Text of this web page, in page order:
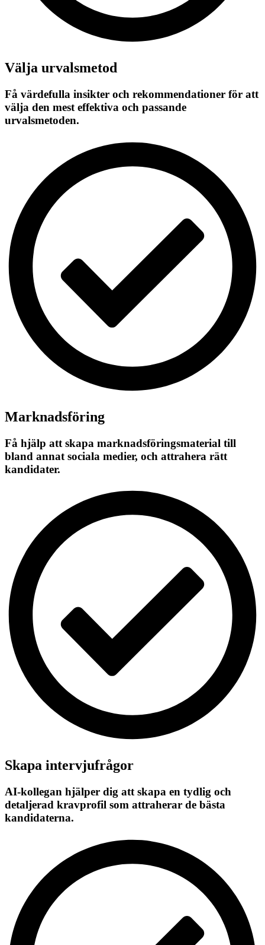
Välja urvalsmetod
Få värdefulla insikter och rekommendationer för att
välja den mest effektiva och passande
urvalsmetoden.
Marknadsföring
Få hjälp att skapa marknadsföringsmaterial till
bland annat sociala medier, och attrahera rätt
kandidater.
Skapa intervjufrågor
AI-kollegan hjälper dig att skapa en tydlig och
detaljerad kravprofil som attraherar de bästa
kandidaterna.